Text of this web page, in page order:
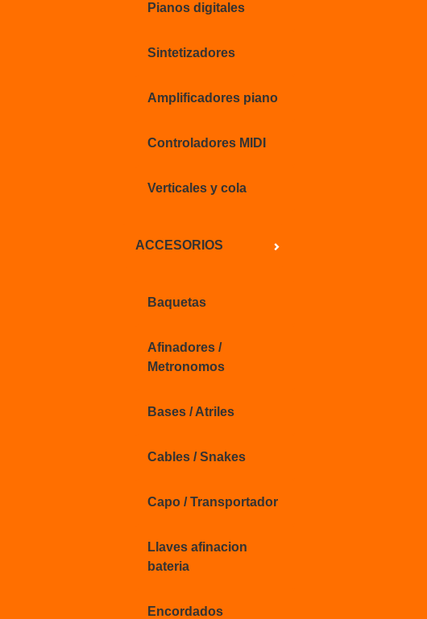
Pianos digitales
Sintetizadores
Amplificadores piano
Controladores MIDI
Verticales y cola
ACCESORIOS
Baquetas
Afinadores /
Metronomos
Bases / Atriles
Cables / Snakes
Capo / Transportador
Llaves afinacion
bateria
Encordados